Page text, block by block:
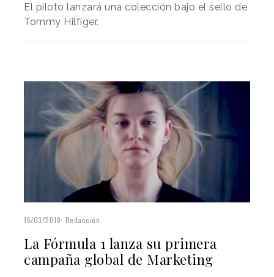
El piloto lanzará una colección bajo el sello de
Tommy Hilfiger.
16/03/2018 Redacción
La Fórmula 1 lanza su primera
campaña global de Marketing